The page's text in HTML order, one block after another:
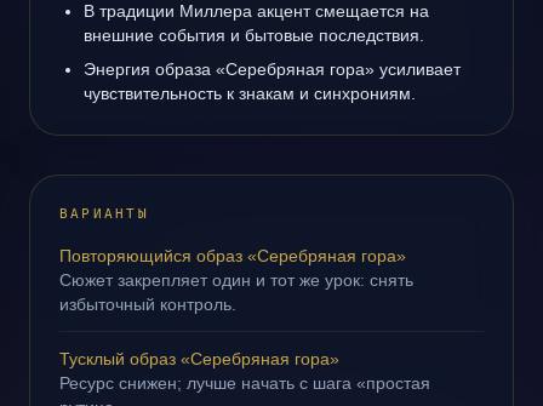
В традиции Миллера акцент смещается на
внешние события и бытовые последствия.
Энергия образа «Серебряная гора» усиливает
чувствительность к знакам и синхрониям.
ВАРИАНТЫ
Повторяющийся образ «Серебряная гора»
Сюжет закрепляет один и тот же урок: снять
избыточный контроль.
Тусклый образ «Серебряная гора»
Ресурс снижен; лучше начать с шага «простая